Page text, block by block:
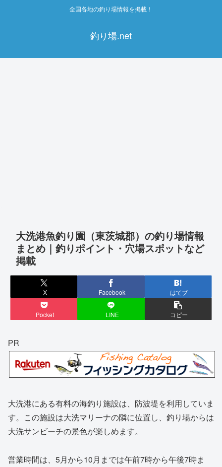
全国各地の釣り場情報を掲載！
釣り場.net
大洗港魚釣り園（東茨城郡）の釣り場情報
まとめ｜釣りポイント・穴場スポットなど
掲載
X Facebook はてブ
Pocket LINE コピー
PR
大洗港にある有料の海釣り施設は、防波堤を利用していま
す。この施設は大洗マリーナの隣に位置し、釣り場からは
大洗サンビーチの景色が楽しめます。
営業時間は、5月から10月までは午前7時から午後7時ま